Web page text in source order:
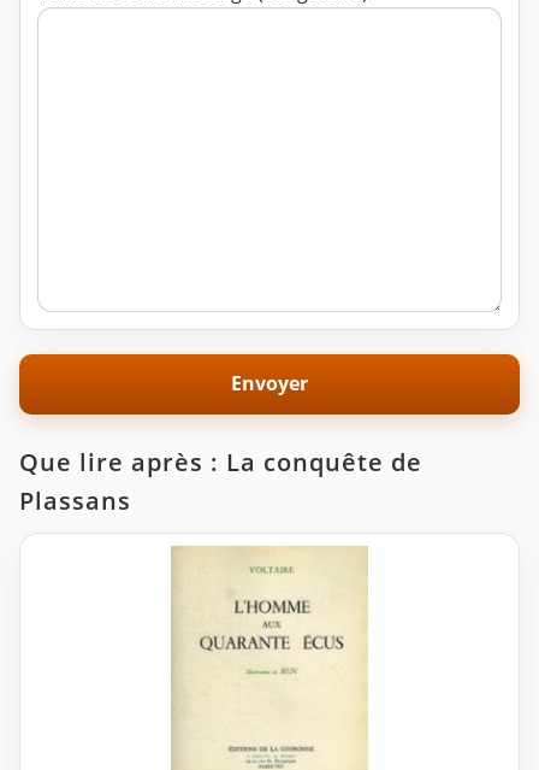
Que lire après : La conquête de
Plassans